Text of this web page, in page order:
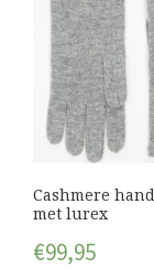
Cashmere
met lurex
€99,95